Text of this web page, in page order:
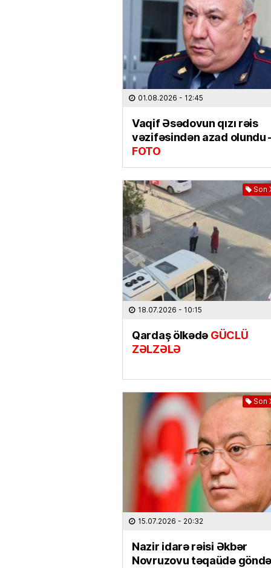
01.08.2026 - 12:45
Vaqif Əsədovun qızı rəis
vəzifəsindən azad olundu
FOTO
Son
18.07.2026 - 10:15
Qardaş ölkədəGÜCLÜ
ZƏLZƏLƏ
Son
15.07.2026 - 20:32
Nazir idarə rəisi Əkbər
Novruzovu təqaüdə